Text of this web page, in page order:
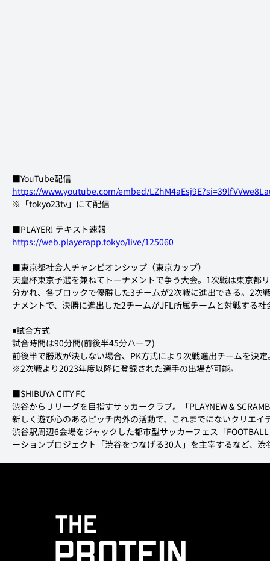
■YouTube配信
https://www.youtube.com/embed/
※「tokyo23tv」にて配信
■PLAYER! テキスト速報
https://web.playerapp.tokyo/live/125060
■東京都社会人チャンピオンシップ（東京カップ）
天皇杯東京予選を兼ねてトーナメントで争う大会。1次戦は東京都
分かれ、各ブロックで優勝した3チームが2次戦に進出できる。2次
ナメントで、決勝に進出した2チームがJFL所属チームと対戦する
◾️試合方式
試合時間は90分間(前後半45分ハーフ)
前後半で勝敗が決しない場合、PK方式により次戦進出チームを決定
※2次戦より2023年度以降に登録された選手の出場が可能。
■SHIBUYA CITY FC
渋谷からＪリーグを目指すサッカークラブ。「PLAYNEW &
新しく遊び心のあるピッチ内外の活動で、これまでにないクリエイ
渋谷駅周辺6会場をジャックした都市型サッカーフェス「
ーションプロジェクト「渋谷をつなげる30人」を主宰するなど、